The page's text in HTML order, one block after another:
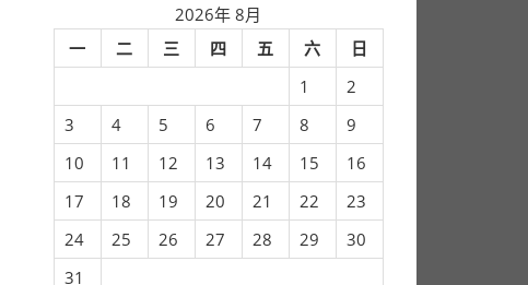
2026年 8月
一
二 三 四 五 六
日
1
2
3
4 5 6 7 8
9
10
11 12 13 14 15
16
17
18 19 20 21 22
23
24
25 26 27 28 29
30
31